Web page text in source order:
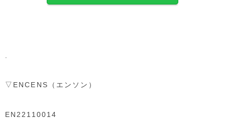
▽ENCENS（エンソン）
EN22110014